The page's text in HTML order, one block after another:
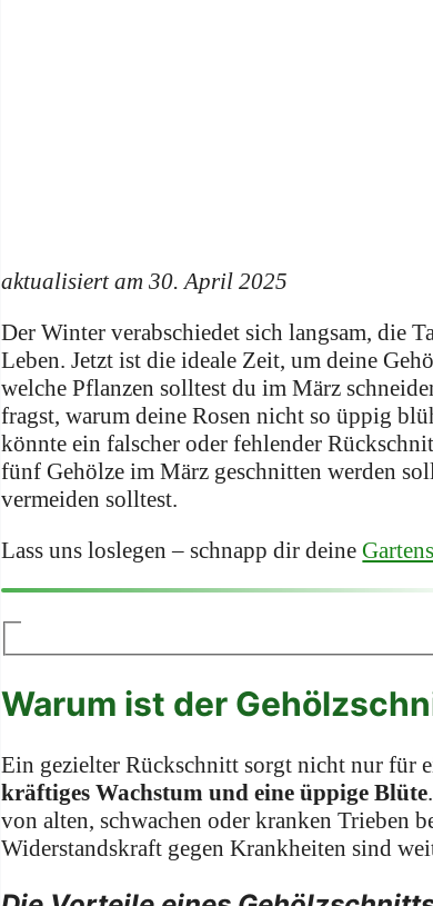
aktualisiert am 30. April 2025
Der Winter verabschiedet sich langsam, die
Leben. Jetzt ist die ideale Zeit, um deine
welche Pflanzen solltest du im März
fragst, warum deine Rosen nicht so üppig
könnte ein falscher oder fehlender
fünf Gehölze im März geschnitten werden
vermeiden solltest.
Lass uns loslegen – schnapp dir deine
Warum ist der
Ein gezielter Rückschnitt sorgt nicht nur für
kräftiges Wachstum und eine üppige Blüte
von alten, schwachen oder kranken Trieben
Widerstandskraft gegen Krankheiten sind